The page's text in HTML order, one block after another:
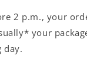
2 p.m., your
your
day.